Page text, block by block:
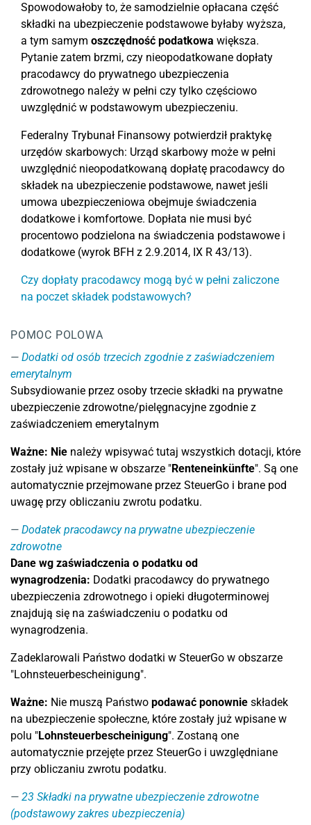
Spowodowałoby to, że samodzielnie opłacana część
składki na ubezpieczenie podstawowe byłaby wyższa,
a tym samym oszczędność podatkowa większa.
Pytanie zatem brzmi, czy nieopodatkowane dopłaty
pracodawcy do prywatnego ubezpieczenia
zdrowotnego należy w pełni czy tylko częściowo
uwzględnić w podstawowym ubezpieczeniu.
Federalny Trybunał Finansowy potwierdził praktykę
urzędów skarbowych: Urząd skarbowy może w pełni
uwzględnić nieopodatkowaną dopłatę pracodawcy do
składek na ubezpieczenie podstawowe, nawet jeśli
umowa ubezpieczeniowa obejmuje świadczenia
dodatkowe i komfortowe. Dopłata nie musi być
procentowo podzielona na świadczenia podstawowe i
dodatkowe (wyrok BFH z 2.9.2014, IX R 43/13).
Czy dopłaty pracodawcy mogą być w pełni zaliczone
na poczet składek podstawowych?
POMOC POLOWA
Dodatki od osób trzecich zgodnie z zaświadczeniem
emerytalnym
Subsydiowanie przez osoby trzecie składki na prywatne
ubezpieczenie zdrowotne/pielęgnacyjne zgodnie z
zaświadczeniem emerytalnym
Ważne: Nie należy wpisywać tutaj wszystkich dotacji, które
zostały już wpisane w obszarze "Renteneinkünfte". Są one
automatycznie przejmowane przez SteuerGo i brane pod
uwagę przy obliczaniu zwrotu podatku.
Dodatek pracodawcy na prywatne ubezpieczenie
zdrowotne
Dane wg zaświadczenia o podatku od
wynagrodzenia: Dodatki pracodawcy do prywatnego
ubezpieczenia zdrowotnego i opieki długoterminowej
znajdują się na zaświadczeniu o podatku od
wynagrodzenia.
Zadeklarowali Państwo dodatki w SteuerGo w obszarze
"Lohnsteuerbescheinigung".
Ważne: Nie muszą Państwo podawać ponownie składek
na ubezpieczenie społeczne, które zostały już wpisane w
polu "Lohnsteuerbescheinigung". Zostaną one
automatycznie przejęte przez SteuerGo i uwzględniane
przy obliczaniu zwrotu podatku.
23 Składki na prywatne ubezpieczenie zdrowotne
(podstawowy zakres ubezpieczenia)